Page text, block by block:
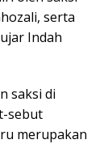
serta
Indah
saksi di
sebut
merupakan